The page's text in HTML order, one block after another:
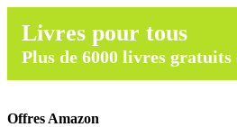
Livres pour tous
Plus de 6000 livres gratuits
Offres Amazon